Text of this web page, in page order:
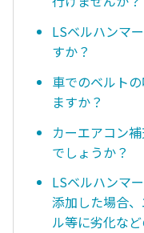
LSベルハンマ
すか？
車でのベルト
ますか？
カーエアコン
でしょうか？
LSベルハンマ
添加した場合
ル等に劣化な